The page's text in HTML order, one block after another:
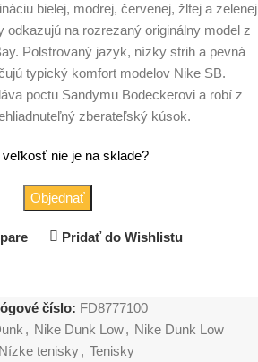
bielej, modrej, červenej, žltej a zelenej
odkazujú na rozrezaný originálny model z
Polstrovaný jazyk, nízky strih a pevná
typický komfort modelov Nike SB.
poctu Sandymu Bodeckerovi a robí z
zberateľský kúsok.
veľkosť nie je na sklade?
Objednať
Pridať do Wishlistu
číslo: FD8777100
, Nike Dunk Low, Nike Dunk Low
Nízke tenisky, Tenisky